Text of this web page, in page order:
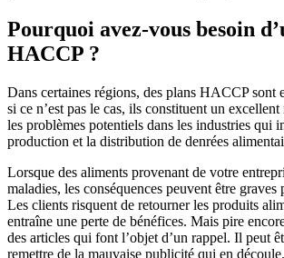
Pourquoi avez-vous besoin
HACCP ?
Dans certaines régions, des plans HACCP sont
si ce n’est pas le cas, ils constituent un
les problèmes potentiels dans les industries qui
production et la distribution de denrées
Lorsque des aliments provenant de votre
maladies, les conséquences peuvent être graves
Les clients risquent de retourner les produits
entraîne une perte de bénéfices. Mais pire
des articles qui font l’objet d’un rappel. Il peut
remettre de la mauvaise publicité qui en découle.